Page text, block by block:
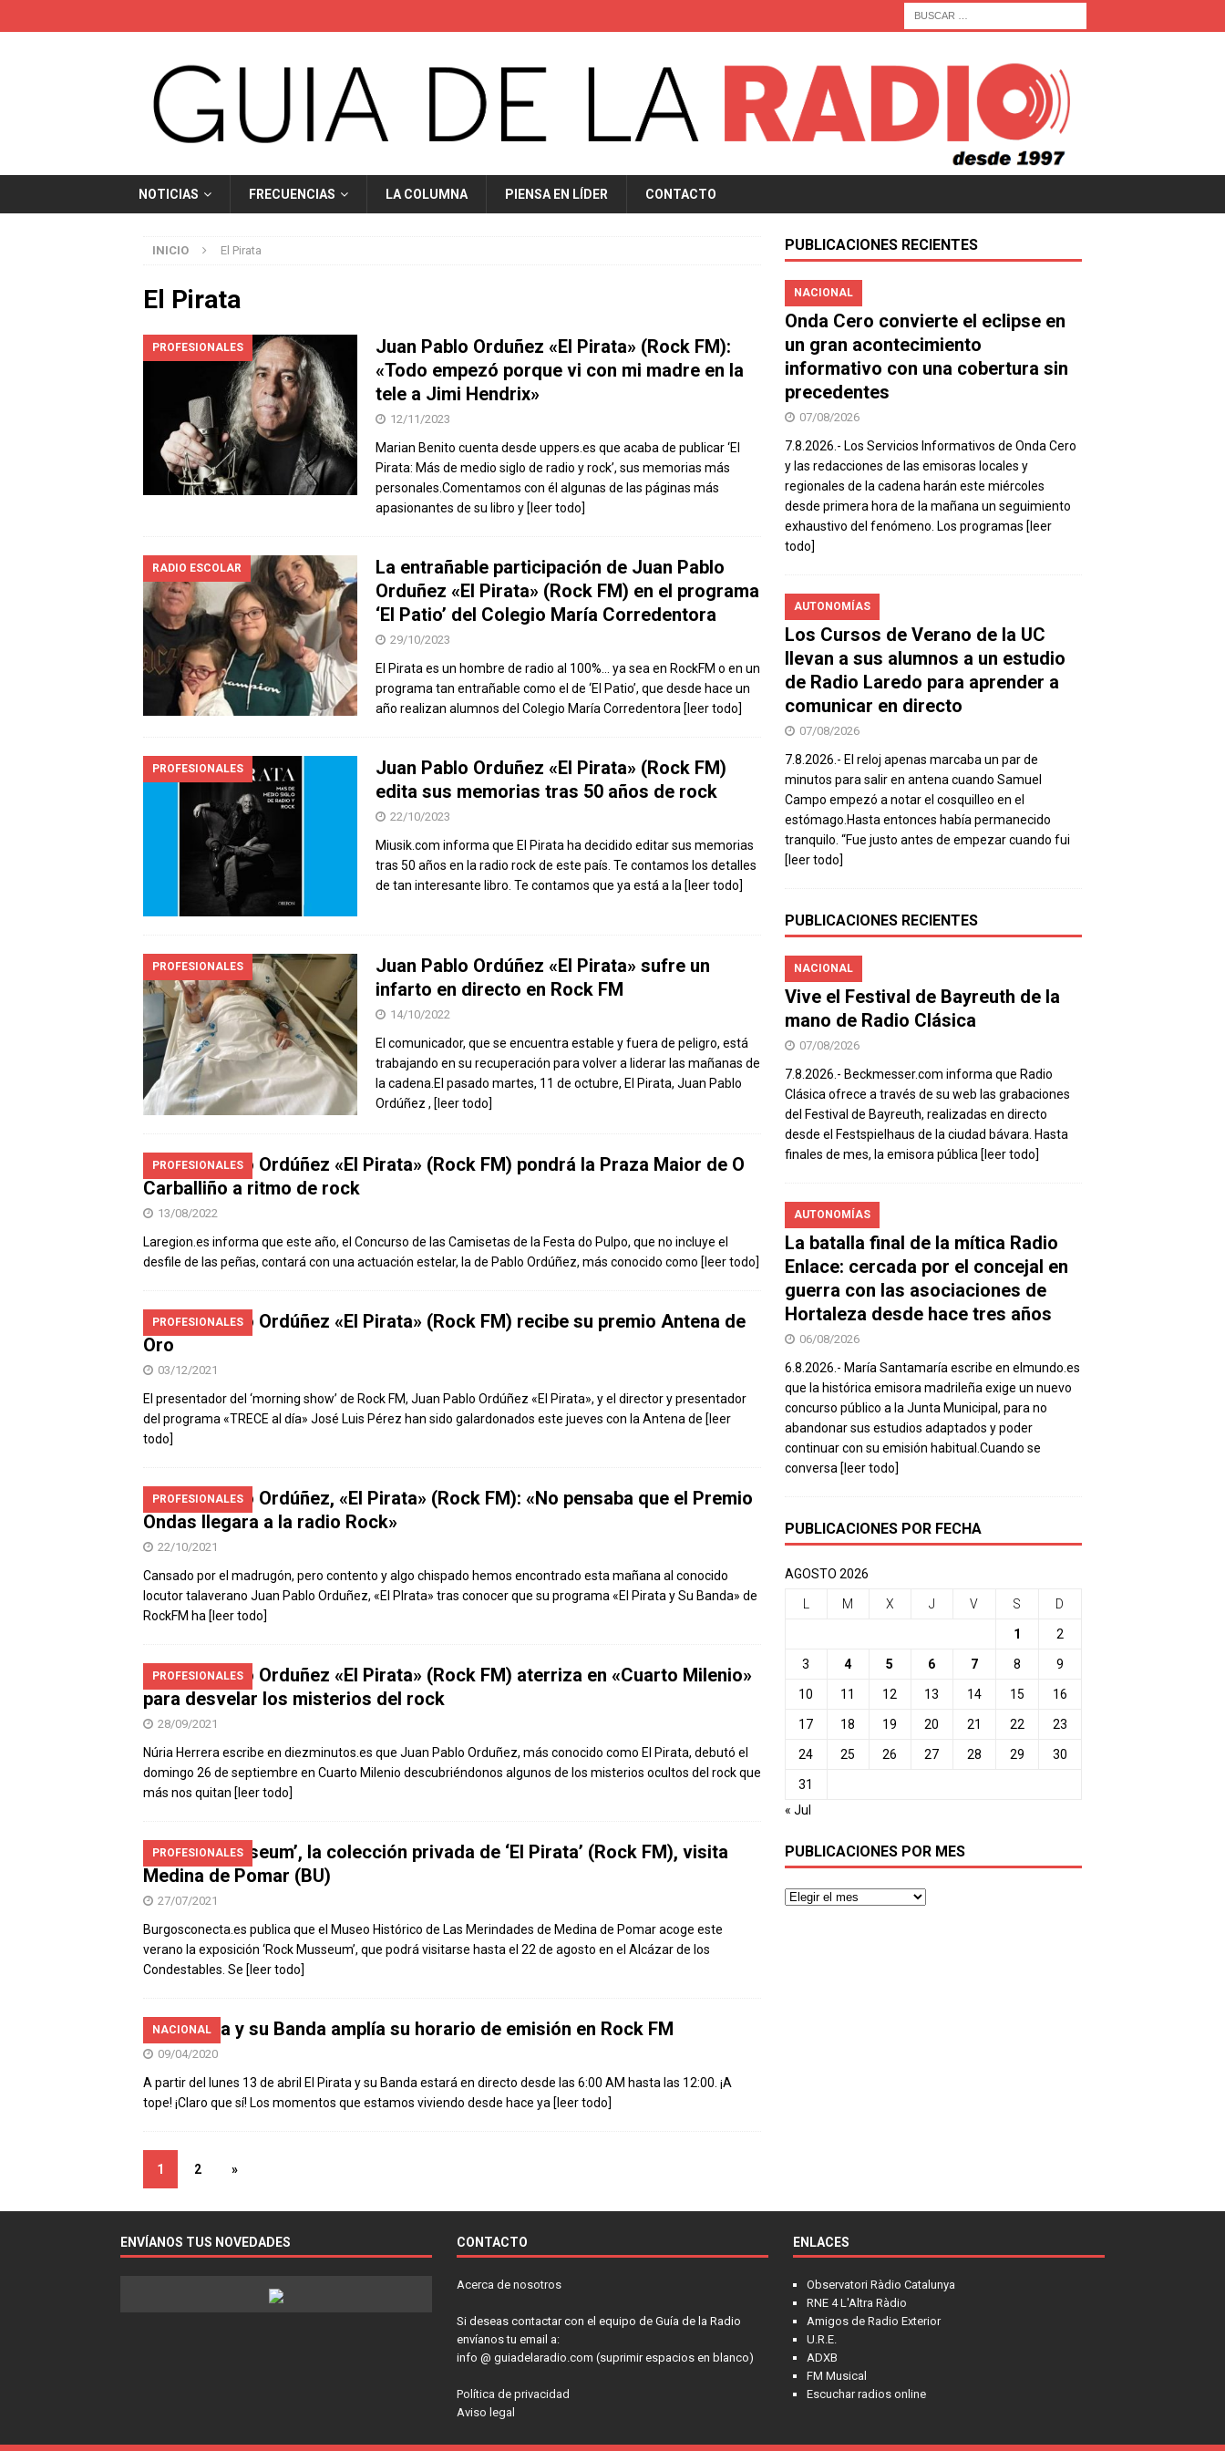
NOTICIAS FRECUENCIAS LA COLUMNA PIENSA EN LÍDER CONTACTO
INICIO El Pirata
El Pirata
PROFESIONALES
Juan Pablo Orduñez «El Pirata» (Rock FM):
«Todo empezó porque vi con mi madre en la
tele a Jimi Hendrix»
12/11/2023
Marian Benito cuenta desde uppers.es que acaba de publicar ‘El
Pirata: Más de medio siglo de radio y rock’, sus memorias más
personales.Comentamos con él algunas de las páginas más
apasionantes de su libro y [leer todo]
RADIO ESCOLAR
La entrañable participación de Juan Pablo
Orduñez «El Pirata» (Rock FM) en el programa
‘El Patio’ del Colegio María Corredentora
29/10/2023
El Pirata es un hombre de radio al 100%… ya sea en RockFM o en un
programa tan entrañable como el de ‘El Patio’, que desde hace un
año realizan alumnos del Colegio María Corredentora [leer todo]
PROFESIONALES
Juan Pablo Orduñez «El Pirata» (Rock FM)
edita sus memorias tras 50 años de rock
22/10/2023
Miusik.com informa que El Pirata ha decidido editar sus memorias
tras 50 años en la radio rock de este país. Te contamos los detalles
de tan interesante libro. Te contamos que ya está a la [leer todo]
PROFESIONALES
Juan Pablo Ordúñez «El Pirata» sufre un
infarto en directo en Rock FM
14/10/2022
El comunicador, que se encuentra estable y fuera de peligro, está
trabajando en su recuperación para volver a liderar las mañanas de
la cadena.El pasado martes, 11 de octubre, El Pirata, Juan Pablo
Ordúñez , [leer todo]
PROFESIONALES
Juan Pablo Ordúñez «El Pirata» (Rock FM) pondrá la Praza Maior de O
Carballiño a ritmo de rock
13/08/2022
Laregion.es informa que este año, el Concurso de las Camisetas de la Festa do Pulpo, que no incluye el
desfile de las peñas, contará con una actuación estelar, la de Pablo Ordúñez, más conocido como [leer todo]
PROFESIONALES
Juan Pablo Ordúñez «El Pirata» (Rock FM) recibe su premio Antena de
Oro
03/12/2021
El presentador del ‘morning show’ de Rock FM, Juan Pablo Ordúñez «El Pirata», y el director y presentador
del programa «TRECE al día» José Luis Pérez han sido galardonados este jueves con la Antena de [leer
todo]
PROFESIONALES
Juan Pablo Ordúñez, «El Pirata» (Rock FM): «No pensaba que el Premio
Ondas llegara a la radio Rock»
22/10/2021
Cansado por el madrugón, pero contento y algo chispado hemos encontrado esta mañana al conocido
locutor talaverano Juan Pablo Orduñez, «El PIrata» tras conocer que su programa «El Pirata y Su Banda» de
RockFM ha [leer todo]
PROFESIONALES
Juan Pablo Orduñez «El Pirata» (Rock FM) aterriza en «Cuarto Milenio»
para desvelar los misterios del rock
28/09/2021
Núria Herrera escribe en diezminutos.es que Juan Pablo Orduñez, más conocido como El Pirata, debutó el
domingo 26 de septiembre en Cuarto Milenio descubriéndonos algunos de los misterios ocultos del rock que
más nos quitan [leer todo]
PROFESIONALES
‘Rock Musseum’, la colección privada de ‘El Pirata’ (Rock FM), visita
Medina de Pomar (BU)
27/07/2021
Burgosconecta.es publica que el Museo Histórico de Las Merindades de Medina de Pomar acoge este
verano la exposición ‘Rock Musseum’, que podrá visitarse hasta el 22 de agosto en el Alcázar de los
Condestables. Se [leer todo]
NACIONAL
El Pirata y su Banda amplía su horario de emisión en Rock FM
09/04/2020
A partir del lunes 13 de abril El Pirata y su Banda estará en directo desde las 6:00 AM hasta las 12:00. ¡A
tope! ¡Claro que sí! Los momentos que estamos viviendo desde hace ya [leer todo]
1 2 »
PUBLICACIONES RECIENTES
NACIONAL
Onda Cero convierte el eclipse en
un gran acontecimiento
informativo con una cobertura sin
precedentes
07/08/2026
7.8.2026.- Los Servicios Informativos de Onda Cero
y las redacciones de las emisoras locales y
regionales de la cadena harán este miércoles
desde primera hora de la mañana un seguimiento
exhaustivo del fenómeno. Los programas [leer
todo]
AUTONOMÍAS
Los Cursos de Verano de la UC
llevan a sus alumnos a un estudio
de Radio Laredo para aprender a
comunicar en directo
07/08/2026
7.8.2026.- El reloj apenas marcaba un par de
minutos para salir en antena cuando Samuel
Campo empezó a notar el cosquilleo en el
estómago.Hasta entonces había permanecido
tranquilo. “Fue justo antes de empezar cuando fui
[leer todo]
PUBLICACIONES RECIENTES
NACIONAL
Vive el Festival de Bayreuth de la
mano de Radio Clásica
07/08/2026
7.8.2026.- Beckmesser.com informa que Radio
Clásica ofrece a través de su web las grabaciones
del Festival de Bayreuth, realizadas en directo
desde el Festspielhaus de la ciudad bávara. Hasta
finales de mes, la emisora pública [leer todo]
AUTONOMÍAS
La batalla final de la mítica Radio
Enlace: cercada por el concejal en
guerra con las asociaciones de
Hortaleza desde hace tres años
06/08/2026
6.8.2026.- María Santamaría escribe en elmundo.es
que la histórica emisora madrileña exige un nuevo
concurso público a la Junta Municipal, para no
abandonar sus estudios adaptados y poder
continuar con su emisión habitual.Cuando se
conversa [leer todo]
PUBLICACIONES POR FECHA
AGOSTO 2026
L M X J V S D
1 2
3 4 5 6 7 8 9
10 11 12 13 14 15 16
17 18 19 20 21 22 23
24 25 26 27 28 29 30
31
« Jul
PUBLICACIONES POR MES
ENVÍANOS TUS NOVEDADES CONTACTO
Acerca de nosotros
Si deseas contactar con el equipo de Guía de la Radio
envíanos tu email a:
info @ guiadelaradio.com (suprimir espacios en blanco)
Política de privacidad
Aviso legal
ENLACES
Observatori Ràdio Catalunya
RNE 4 L'Altra Ràdio
Amigos de Radio Exterior
U.R.E.
ADXB
FM Musical
Escuchar radios online